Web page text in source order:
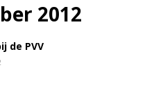
2012
de PVV